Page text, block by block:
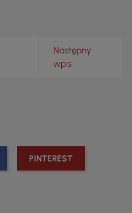
Następny
wpis
PINTEREST